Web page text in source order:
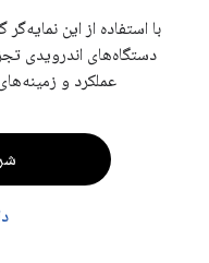
با استفاده از این
دستگاه‌های اندرویدی
عملکرد و